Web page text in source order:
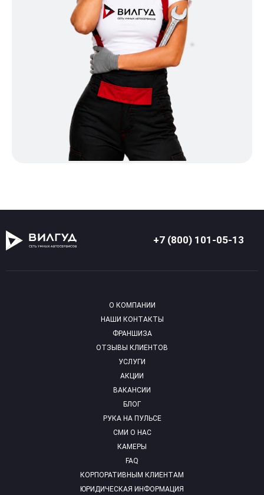
+7 (800) 101-05-13
О КОМПАНИИ
НАШИ КОНТАКТЫ
ФРАНШИЗА
ОТЗЫВЫ КЛИЕНТОВ
УСЛУГИ
АКЦИИ
ВАКАНСИИ
БЛОГ
РУКА НА ПУЛЬСЕ
СМИ О НАС
КАМЕРЫ
FAQ
КОРПОРАТИВНЫМ КЛИЕНТАМ
ЮРИДИЧЕСКАЯ ИНФОРМАЦИЯ